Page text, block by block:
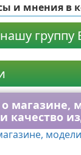
и мнения в
группу
магазине,
качество